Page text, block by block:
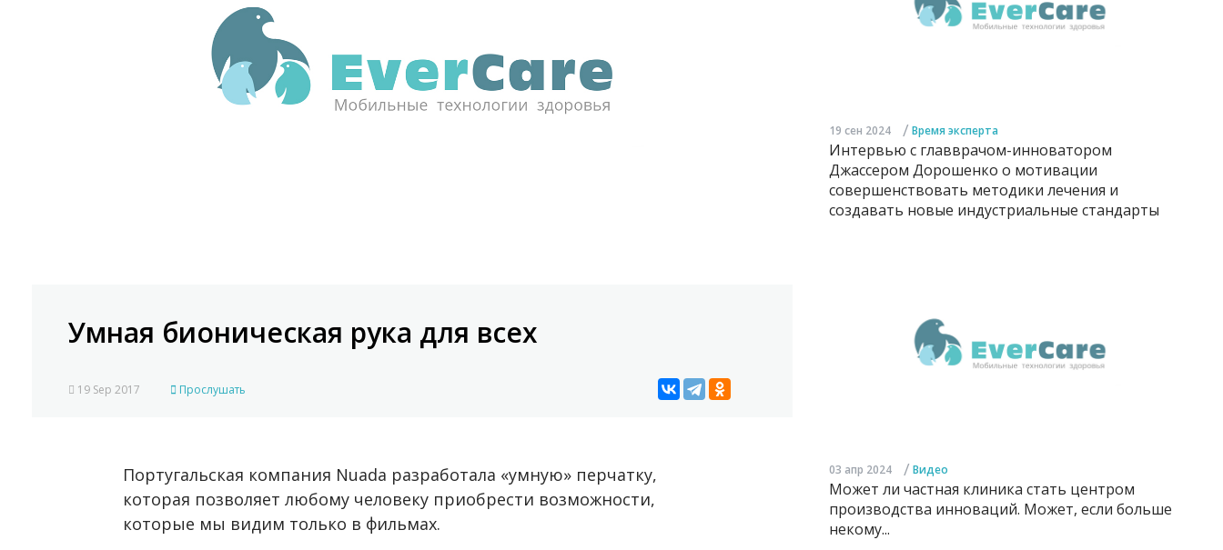
Умная бионическая рука для всех
19 Sep 2017 Прослушать
Португальская компания Nuada разработала «умную» перчатку,
которая позволяет любому человеку приобрести возможности,
которые мы видим только в фильмах.
19 сен 2024 / Время эксперта
Интервью с главврачом-инноватором
Джассером Дорошенко о мотивации
совершенствовать методики лечения и
создавать новые индустриальные стандарты
03 апр 2024 / Видео
Может ли частная клиника стать центром
производства инноваций. Может, если больше
некому...